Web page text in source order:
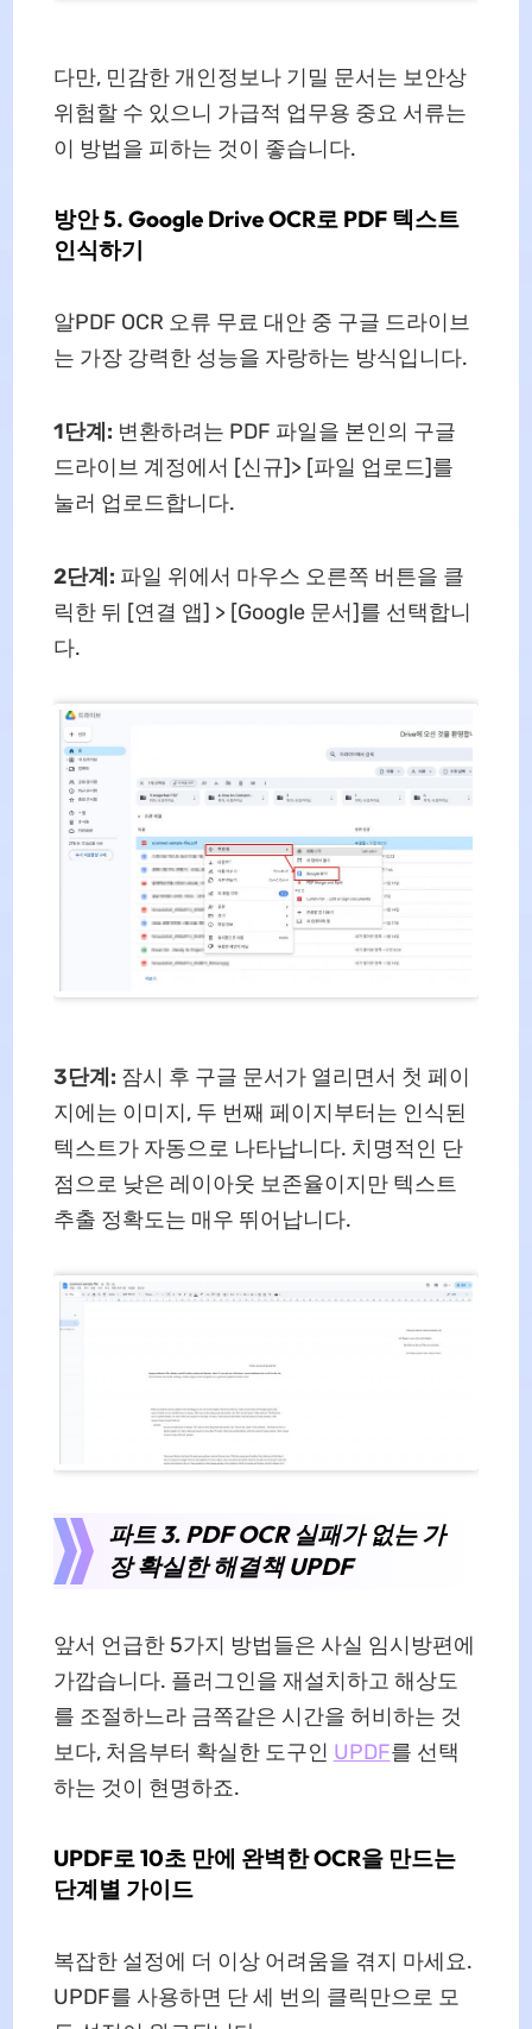
다만, 민감한 개인정보나 기밀 문서는 보안상
위험할 수 있으니 가급적 업무용 중요 서류는
이 방법을 피하는 것이 좋습니다.
방안 5. Google Drive OCR로 PDF 텍스트
인식하기
알PDF OCR 오류 무료 대안 중 구글 드라이브
는 가장 강력한 성능을 자랑하는 방식입니다.
1단계: 변환하려는 PDF 파일을 본인의 구글
드라이브 계정에서 [신규]> [파일 업로드]를
눌러 업로드합니다.
2단계: 파일 위에서 마우스 오른쪽 버튼을 클
릭한 뒤 [연결 앱] > [Google 문서]를 선택합니
다.
3단계: 잠시 후 구글 문서가 열리면서 첫 페이
지에는 이미지, 두 번째 페이지부터는 인식된
텍스트가 자동으로 나타납니다. 치명적인 단
점으로 낮은 레이아웃 보존율이지만 텍스트
추출 정확도는 매우 뛰어납니다.
파트 3. PDF OCR 실패가 없는 가
장 확실한 해결책 UPDF
앞서 언급한 5가지 방법들은 사실 임시방편에
가깝습니다. 플러그인을 재설치하고 해상도
를 조절하느라 금쪽같은 시간을 허비하는 것
보다, 처음부터 확실한 도구인 UPDF를 선택
하는 것이 현명하죠.
UPDF로 10초 만에 완벽한 OCR을 만드는
단계별 가이드
복잡한 설정에 더 이상 어려움을 겪지 마세요.
UPDF를 사용하면 단 세 번의 클릭만으로 모